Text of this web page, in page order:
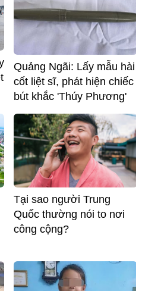
Quảng Ngãi: Lấy mẫu hài
cốt liệt sĩ, phát hiện chiếc
bút khắc 'Thúy Phương'
Tại sao người Trung
Quốc thường nói to nơi
công cộng?